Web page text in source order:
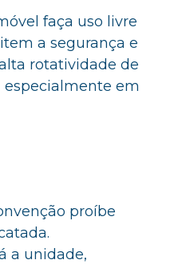
faça uso livre
a segurança e
rotatividade de
especialmente em
proíbe
a unidade,